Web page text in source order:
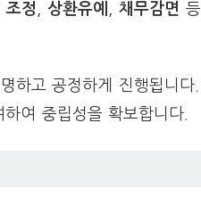
조정 상환유예 채무감면
하고 공정하게 진행됩니다
여 중립성을 확보합니다.